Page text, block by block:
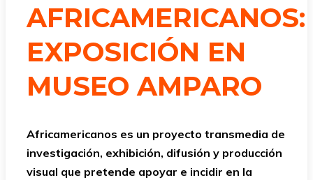
AFRICAMERICANOS:
EXPOSICIÓN EN
MUSEO AMPARO
Africamericanos es un proyecto transmedia de
investigación, exhibición, difusión y producción
visual que pretende apoyar e incidir en la